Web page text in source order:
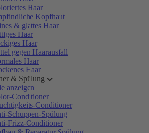
Haar
Kopfhaut
& glattes Haar
Haar
Haar
gegen Haarausfall
Haar
Haar
& Spülung
anzeigen
Conditioner
Conditioner
Schuppen-Spülung
Frizz-Conditioner